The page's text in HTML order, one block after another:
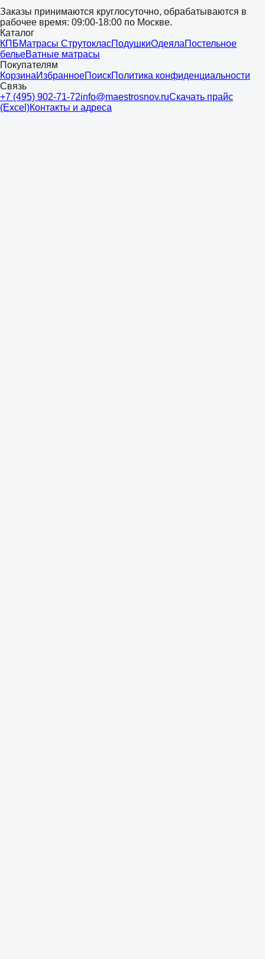
Заказы принимаются круглосуточно, обрабатываются в
рабочее время: 09:00-18:00 по Москве.
Каталог
КПБМатрасы СтрутокласПодушкиОдеялаПостельное
бельеВатные матрасы
Покупателям
КорзинаИзбранноеПоискПолитика конфиденциальности
Связь
+7 (495) 902-71-72info@maestrosnov.ruСкачать прайс
(Excel)Контакты и адреса